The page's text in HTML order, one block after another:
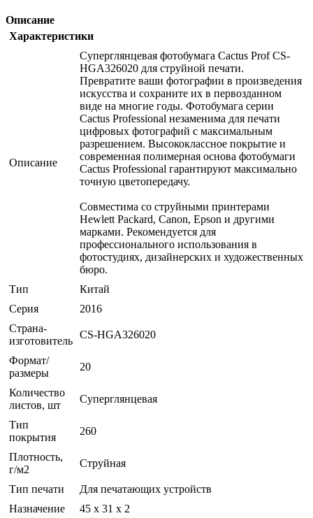
Описание
Характеристики
Описание
Суперглянцевая фотобумага Cactus Prof CS-
HGA326020 для струйной печати.
Превратите ваши фотографии в произведения
искусства и сохраните их в первозданном
виде на многие годы. Фотобумага серии
Cactus Professional незаменима для печати
цифровых фотографий с максимальным
разрешением. Высококлассное покрытие и
современная полимерная основа фотобумаги
Cactus Professional гарантируют максимально
точную цветопередачу.
Совместима со струйными принтерами
Hewlett Packard, Canon, Epson и другими
марками. Рекомендуется для
профессионального использования в
фотостудиях, дизайнерских и художественных
бюро.
Тип
Китай
Серия
2016
Страна-
изготовитель
CS-HGA326020
Формат/
размеры
20
Количество
листов, шт
Суперглянцевая
Тип
покрытия
260
Плотность,
г/м2
Струйная
Тип печати
Для печатающих устройств
Назначение
45 x 31 x 2